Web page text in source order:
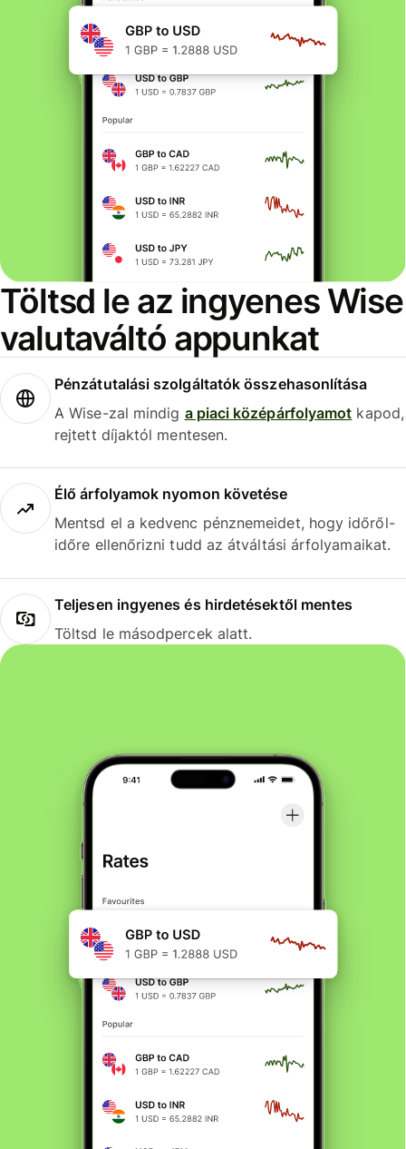
Töltsd le az ingyenes Wise
valutaváltó appunkat
Pénzátutalási szolgáltatók összehasonlítása
A Wise-zal mindig a piaci középárfolyamot kapod,
rejtett díjaktól mentesen.
Élő árfolyamok nyomon követése
Mentsd el a kedvenc pénznemeidet, hogy időről-
időre ellenőrizni tudd az átváltási árfolyamaikat.
Teljesen ingyenes és hirdetésektől mentes
Töltsd le másodpercek alatt.